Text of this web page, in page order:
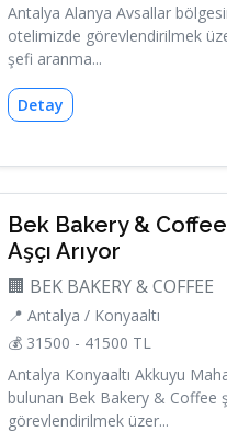
Antalya Alanya Avsallar
otelimizde görevlendirilmek
şefi aranma...
Detay
Bek Bakery &
Aşçı Arıyor
🏢 BEK BAKERY & COFFEE
📍 Antalya / Konyaaltı
💰 31500 - 41500 TL
Antalya Konyaaltı Akkuyu
bulunan Bek Bakery & Coffee
görevlendirilmek üzer...